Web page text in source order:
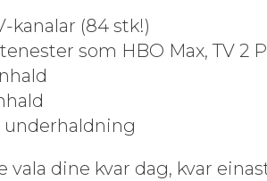
kanalar (84 stk!)
som HBO Max, TV 2
underhaldning
vala dine kvar dag, kvar